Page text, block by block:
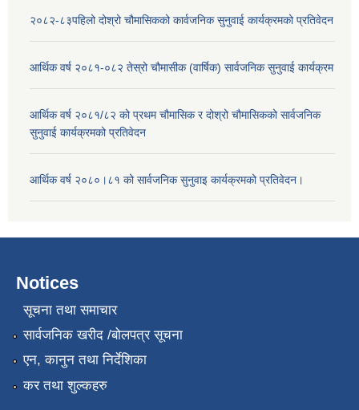
२०८२-८३पहिलो दोश्रो चौमासिकको कार्वजनिक सुनुवाई कार्यक्रमको प्रतिवेदन
आर्थिक वर्ष २०८१-०८२ तेस्रो चौमासीक (वार्षिक) सार्वजनिक सुनुवाई कार्यक्रम
आर्थिक वर्ष २०८१/८२ को प्रथम चौमासिक र दोश्रो चौमासिकको सार्वजनिक
सुनुवाई कार्यक्रमको प्रतिवेदन
आर्थिक वर्ष २०८०।८१ को सार्वजनिक सुनुवाइ कार्यक्रमको प्रतिवेदन।
Notices
सूचना तथा समाचार
सार्वजनिक खरीद /बोलपत्र सूचना
एन, कानुन तथा निर्देशिका
कर तथा शुल्कहरु